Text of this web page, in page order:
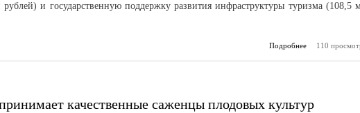
и государственную поддержку развития инфраструктуры туризма (108,5
Подробнее
о Кабардино-
110
качественные саженцы плодовых культур